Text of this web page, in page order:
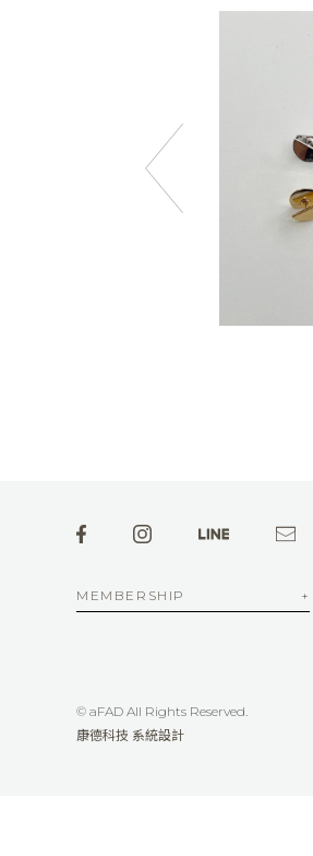
MEMBERSHIP
© aFAD All Rights Reserved.
康德科技 系統設計